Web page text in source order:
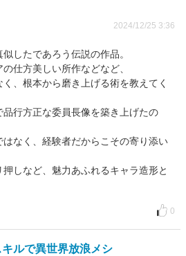
2024/12/25 3:36
したであろう伝説の作品。
仕方美しい所作などなど、
、根本から磨き上げる術を教えてく
行方正な委員長像を築き上げたの
なく、経験者だからこその寄り添い
しなど、魅力あふれるキャラ造形と
0
ルで異世界放浪メシ